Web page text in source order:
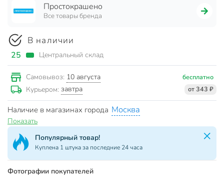
Простокрашено
Все товары бренда
В наличии
25 Центральный склад
Самовывоз: 10 августа бесплатно
Курьером: завтра от 343 ₽
Наличие в магазинах города Москва
Показать
Популярный товар!
Куплена 1 штука за последние 24 часа
Фотографии покупателей